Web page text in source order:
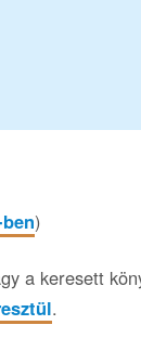
)
a keresett
.